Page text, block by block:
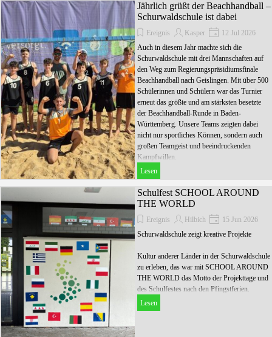
Jährlich grüßt der Beachhandball –
Schurwaldschule ist dabei
Ereignis Kasper
12 Jul 2026
Auch in diesem Jahr machte sich die
Schurwaldschule mit drei Mannschaften auf
den Weg zum Regierungspräsidiumsfinale
Beachhandball nach Geislingen. Mit über 500
Schülerinnen und Schülern war das Turnier
erneut das größte und am stärksten besetzte
der Beachhandball-Runde in Baden-
Württemberg. Unsere Teams zeigten dabei
nicht nur sportliches Können, sondern auch
großen Teamgeist und beeindruckenden
Kampfwillen.
Lesen
Schulfest SCHOOL AROUND
THE WORLD
Ereignis Hilbich
15 Jun 2026
Schurwaldschule zeigt kreative Projekte
Kultur anderer Länder in der Schurwaldschule
zu erleben, das war mit SCHOOL AROUND
THE WORLD das Motto der Projekttage und
des Schulfestes nach den Pfingstferien.
Lesen